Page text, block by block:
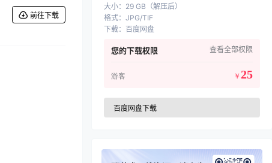
前往下载
大小： 29 GB（解压后）
格式： JPG/TIF
下载： 百度网盘
您的下载权限 查看全部权限
游客 ￥ 25
百度网盘下载